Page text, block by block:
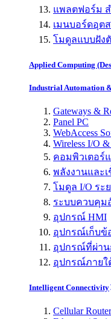
แพลตฟอร์ม
เมนบอร์ดอุต
โมดูลแบบฝัง
Applied Computing
Industrial Automation
Gateways &
Panel PC
WebAccess
Wireless I/O &
คอมพิวเตอร์
พลังงานและเ
โมดูล I/O ระ
ระบบควบคุม
อุปกรณ์ HMI
อุปกรณ์เก็บข้
อุปกรณ์ที่ผ่าน
อุปกรณ์ภายใต้
Intelligent Connectivity
Cellular